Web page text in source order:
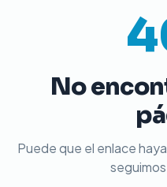
No
Puede que el enlace